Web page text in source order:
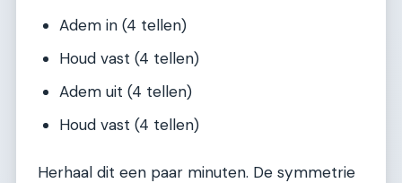
Adem in (4 tellen)
Houd vast (4 tellen)
Adem uit (4 tellen)
Houd vast (4 tellen)
Herhaal dit een paar minuten. De symmetrie